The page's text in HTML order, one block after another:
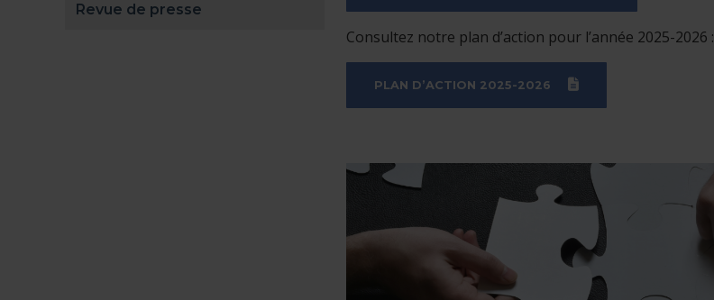
Revue de presse
Consultez notre plan d’action pour l’année 2025-2026 :
PLAN D’ACTION 2025-2026 (DOCX)